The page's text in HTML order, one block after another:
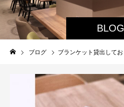
BLOG
ブログ ブランケット貸出してお